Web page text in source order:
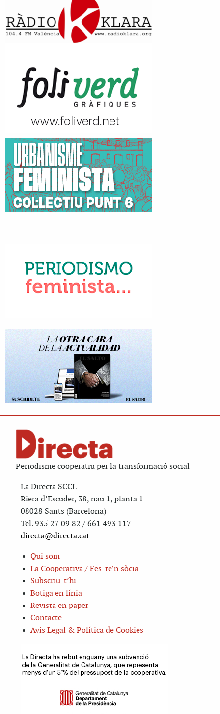
Periodisme cooperatiu per la transformació social
La Directa SCCL
Riera d’Escuder, 38, nau 1, planta 1
08028 Sants (Barcelona)
Tel. 935 27 09 82 / 661 493 117
directa@directa.cat
Qui som
La Cooperativa / Fes-te’n sòcia
Subscriu-t’hi
Botiga en línia
Revista en paper
Contacte
Avis Legal & Política de Cookies